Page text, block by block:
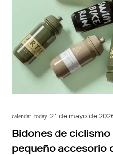
calendar_today 21 de mayo de
Bidones de
pequeño accesorio